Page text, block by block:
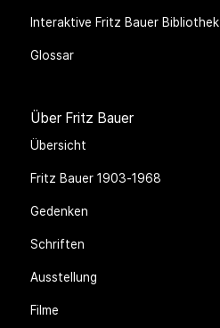
Interaktive Fritz Bauer Bibliothek
Glossar
Über Fritz Bauer
Übersicht
Fritz Bauer 1903-1968
Gedenken
Schriften
Ausstellung
Filme